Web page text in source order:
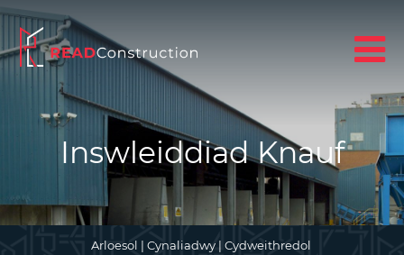
Inswleiddiad Knauf
Arloesol | Cynaliadwy | Cydweithredol